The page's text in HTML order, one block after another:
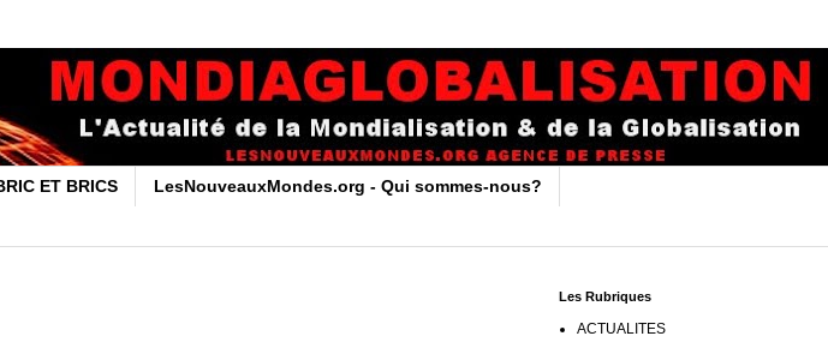
ET BRICS LesNouveauxMondes.org - Qui sommes-nous?
Les Rubriques
ACTUALITES